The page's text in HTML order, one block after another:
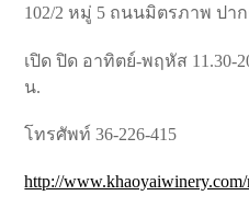
102/2 หมู่ 5 ถนนมิตรภาพ ปา
เปิด ปิด อาทิตย์-พฤหัส 11.30-
น.
โทรศัพท์ 36-226-415
http://www.khaoyaiwinery.com/